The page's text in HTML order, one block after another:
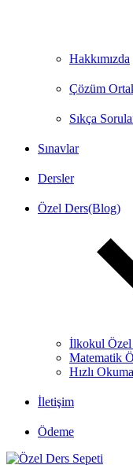
Hakkımızda
Çözüm
Sıkça
Sınavlar
Dersler
Özel Ders(Blog)
İlkokul Özel
Matematik
Hızlı
İletişim
Ödeme